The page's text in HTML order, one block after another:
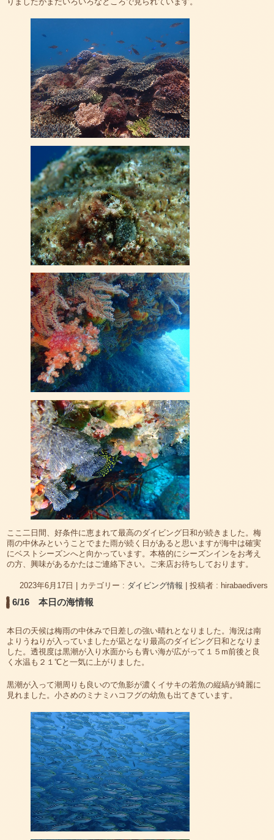
ここ二日間、好条件に恵まれて最高のダイビング日和が続きました。梅
雨の中休みということでまた雨が続く日があると思いますが海中は確実
にベストシーズンへと向かっています。本格的にシーズンインをお考え
の方、興味があるかたはご連絡下さい。ご来店お待ちしております。
2023年6月17日 カテゴリー : ダイビング情報 投稿者 : hirabaedivers
6/16 本日の海情報
本日の天候は梅雨の中休みで日差しの強い晴れとなりました。海況は南
よりうねりが入っていましたが凪となり最高のダイビング日和となりま
した。透視度は黒潮が入り水面からも青い海が広がって１５m前後と良
く水温も２１℃と一気に上がりました。
黒潮が入って潮周りも良いので魚影が濃くイサキの若魚の縦縞が綺麗に
見れました。小さめのミナミハコフグの幼魚も出てきています。